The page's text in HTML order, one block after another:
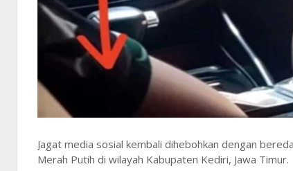
Jagat media sosial kembali dihebohkan dengan
Merah Putih di wilayah Kabupaten Kediri, Jawa Timur.